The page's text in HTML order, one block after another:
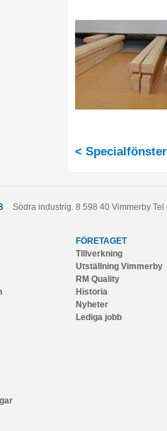
< Specialfönster
Södra industrig. 8 598 40 Vimmerby Tel
FÖRETAGET
Tillverkning
Utställning Vimmerby
RM Quality
Historia
Nyheter
Lediga jobb